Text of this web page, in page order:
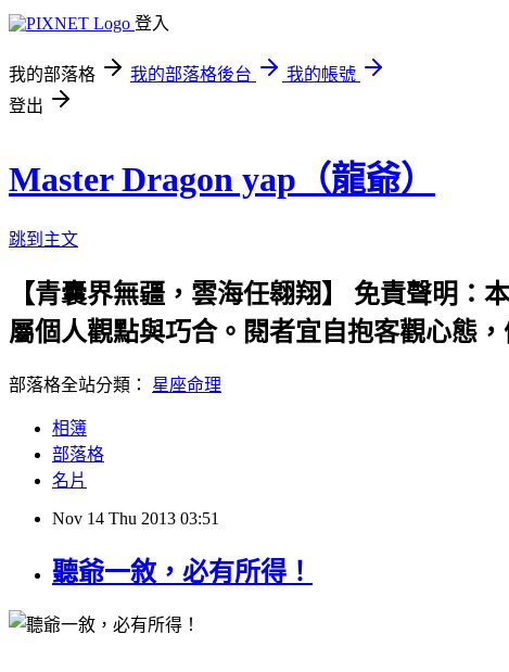
登入
我的部落格 我的部落格後台
我的帳號
登出
Master Dragon yap（龍爺）
跳到主文
【青囊界無疆，雲海任翱翔】 免責聲明
屬個人觀點與巧合。閱者宜自抱客觀心態
部落格全站分類： 星座命理
相簿
部落格
名片
Nov 14 Thu 2013 03:51
聽爺一敘，必有所得！